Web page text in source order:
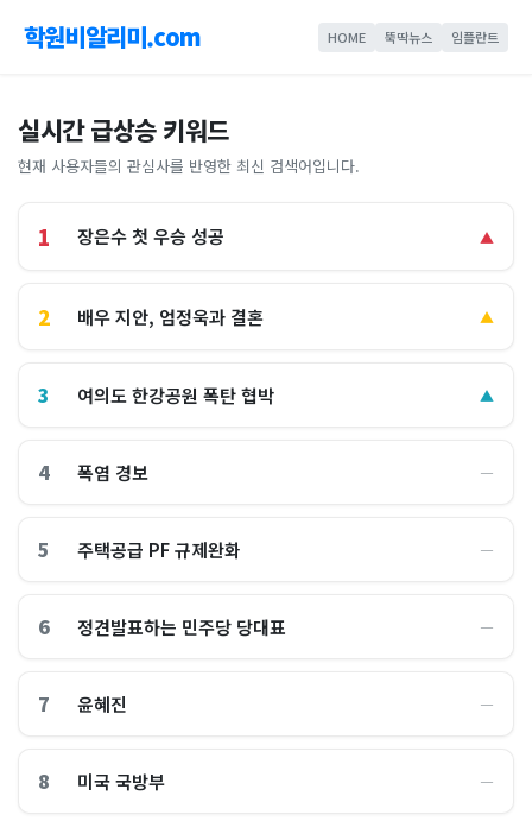
학원비알리미.com HOME 뚝딱뉴스 임플란트
실시간 급상승 키워드
현재 사용자들의 관심사를 반영한 최신 검색어입니다.
1 장은수 첫 우승 성공 ▲
2 배우 지안, 엄정욱과 결혼 ▲
3 여의도 한강공원 폭탄 협박 ▲
4 폭염 경보 ―
5 주택공급 PF 규제완화 ―
6 정견발표하는 민주당 당대표 ―
7 윤혜진 ―
8 미국 국방부 ―